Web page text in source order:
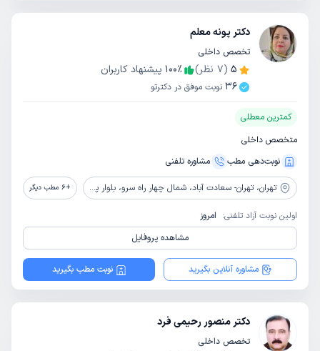
دکتر پونه معلم
تخصص داخلی
5
(
7 نظر) 100٪
پیشنهاد کاربران
36 نوبت موفق در دکترتو
کمترین معطلی
متخصص داخلی
نوبت‌دهی مطب
مشاوره‌ تلفنی
تهران،تهران- سعادت آباد، شمال چهار راه سرو، بلوار پاکنژاد، تقاطع یادگار امام، پلاک 1 +
6 مطب دیگر
اولین نوبت آزاد تلفنی: امروز
مشاهده پروفایل
مشاوره آنلاین بگیرید نوبت مطب بگیرید
دکتر منصور رحیمی فرد
تخصص داخلی